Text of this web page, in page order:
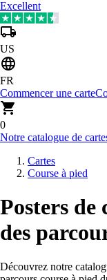
Excellent
US
FR
Commencer une carte
0
Notre catalogue de
Cartes
Course à pied
Posters de
des
Découvrez notre